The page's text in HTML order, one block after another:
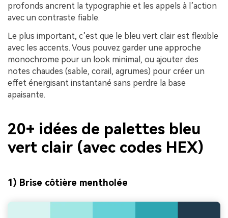
profonds ancrent la typographie et les appels à l’action
avec un contraste fiable.
Le plus important, c’est que le bleu vert clair est flexible
avec les accents. Vous pouvez garder une approche
monochrome pour un look minimal, ou ajouter des
notes chaudes (sable, corail, agrumes) pour créer un
effet énergisant instantané sans perdre la base
apaisante.
20+ idées de palettes bleu
vert clair (avec codes HEX)
1) Brise côtière mentholée